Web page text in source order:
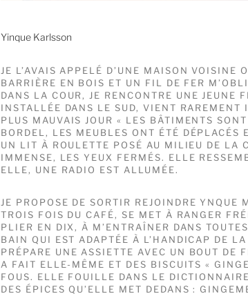
Yinque Karlsson
JE L’AVAIS APPELÉ D’UNE MAISON VOISINE
BARRIÈRE EN BOIS ET UN FIL DE FER
DANS LA COUR, JE RENCONTRE UNE JEUNE
INSTALLÉE DANS LE SUD, VIENT
PLUS MAUVAIS JOUR « LES BÂTIMENTS
BORDEL, LES MEUBLES ONT ÉTÉ
UN LIT À ROULETTE POSÉ AU MILIEU DE LA
IMMENSE, LES YEUX FERMÉS. ELLE
ELLE, UNE RADIO EST ALLUMÉE.
JE PROPOSE DE SORTIR REJOINDRE
TROIS FOIS DU CAFÉ, SE MET À RANGER
PLIER EN DIX, À M’ENTRAÎNER DANS
BAIN QUI EST ADAPTÉE À L’HANDICAP DE
PRÉPARE UNE ASSIETTE AVEC UN BOUT DE
A FAIT ELLE-MÊME ET DES BISCUITS «
FOUS. ELLE FOUILLE DANS LE
DES ÉPICES QU’ELLE MET DEDANS :